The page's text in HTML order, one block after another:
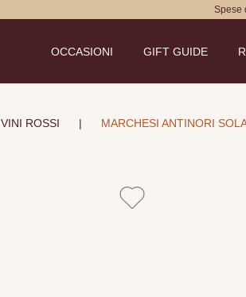
Spese
OCCASIONI GIFT GUIDE
VINI ROSSI | MARCHESI ANTINORI